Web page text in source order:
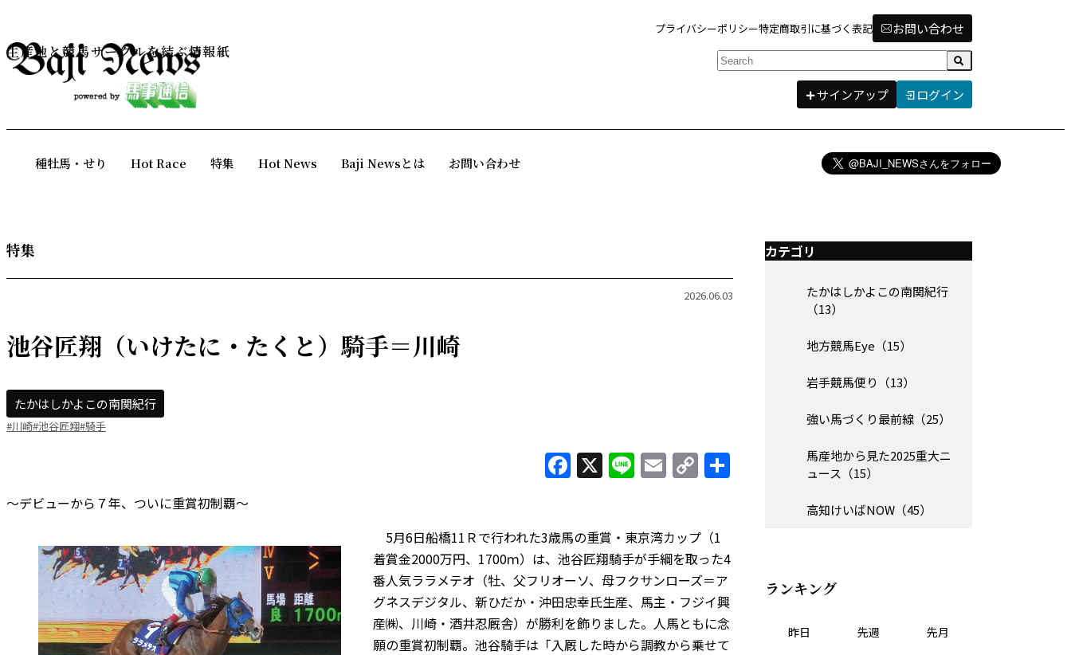
プライバシーポリシー特定商取引に基づく表記 お問い合わせ
生産地と競馬サークルを結ぶ情報紙
サインアップ ログイン
種牡馬・せり Hot Race 特集 Hot News Baji Newsとは お問い合わせ
特集
2026.06.03
池谷匠翔（いけたに・たくと）騎手＝川崎
たかはしかよこの南関紀行
#川崎#池谷匠翔#騎手
Facebook
X LineEmail
Copy
Link
～デビューから７年、ついに重賞初制覇～
5月6日船橋11Ｒで行われた3歳馬の重賞・東京湾カップ（1
着賞金2000万円、1700ｍ）は、池谷匠翔騎手が手綱を取った4
番人気ララメテオ（牡、父フリオーソ、母フクサンローズ＝ア
グネスデジタル、新ひだか・沖田忠幸氏生産、馬主・フジイ興
産㈱、川崎・酒井忍厩舎）が勝利を飾りました。人馬ともに念
願の重賞初制覇。池谷騎手は「入厩した時から調教から乗せて
カテゴリ
たかはしかよこの南関紀行
（13）
地方競馬Eye（15）
岩手競馬便り（13）
強い馬づくり最前線（25）
馬産地から見た2025重大ニ
ュース（15）
高知けいばNOW（45）
ランキング
昨日 先週 先月